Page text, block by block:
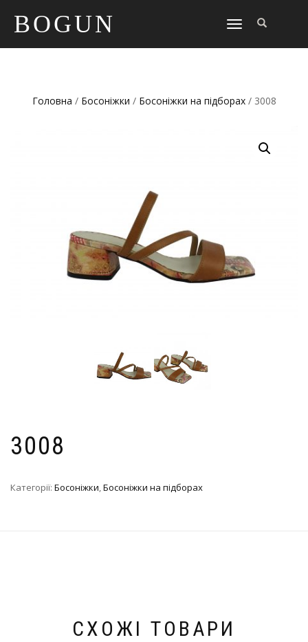
BOGUN
TOGGLE
Головна / Босоніжки / Босоніжки на підборах/ 3008
3008
Категорії: Босоніжки,Босоніжки на підборах
СХОЖІ ТОВАРИ